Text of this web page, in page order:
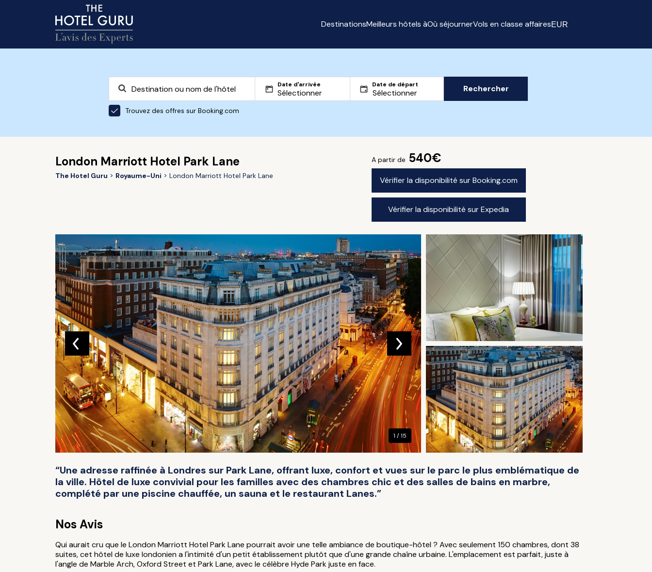
DestinationsMeilleurs hôtels àOù séjournerVols en classe affairesEUR
Date d'arrivée Date de départ
Trouvez des offres sur Booking.com
Rechercher
London Marriott Hotel Park Lane
The Hotel Guru Royaume-Uni London Marriott Hotel Park Lane
A partir de 540€
Vérifier la disponibilité sur Booking.com
Vérifier la disponibilité sur Expedia
1 / 15
“Une adresse raffinée à Londres sur Park Lane, offrant luxe, confort et vues sur le parc le plus emblématique de
la ville. Hôtel de luxe convivial pour les familles avec des chambres chic et des salles de bains en marbre,
complété par une piscine chauffée, un sauna et le restaurant Lanes.”
Nos Avis
Qui aurait cru que le London Marriott Hotel Park Lane pourrait avoir une telle ambiance de boutique-hôtel ? Avec seulement 150 chambres, dont 38
suites, cet hôtel de luxe londonien a l'intimité d'un petit établissement plutôt que d'une grande chaîne urbaine. L'emplacement est parfait, juste à
l'angle de Marble Arch, Oxford Street et Park Lane, avec le célèbre Hyde Park juste en face.